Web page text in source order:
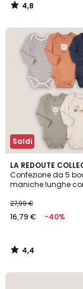
4,8
/
Saldi
LA REDOUTE
Confezione da 5
maniche lunghe
27,99 €
16,79 € -40%
4,4
/ 5
4,4
/